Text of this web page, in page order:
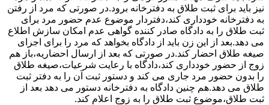
نیز باید برای ثبت طلاق به دفترخانه برود.در صورتی که مرد از رفتن
به دفترخانه خودداری کند،دفتردار موضوع عدم حضور مرد برای
ثبت طلاق را به دادگاه صادر کننده گواهی عدم امکان سازش اطلاع
می دهد.بعد از این زن باید از دادگاه بخواهد که مرد را برای اجرای
صیغه طلاق احضار کند.در صورتی که بعد از ارسال احضاریه،باز هم
زوج از حضور خودداری کند،دادگاه با رعایت شرعیات،صیغه طلاق
را بدون حضور مرد جاری می کند و دستور ثبت آن را به دفتر ثبت
طلاق می دهد.هم چنین دادگاه به دفترخانه دستور می دهد بعد از
ثبت طلاق،موضوع ثبت طلاق را به زوج اعلام کند.